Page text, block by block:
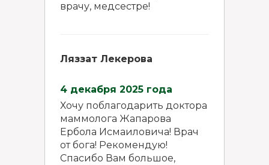
врачу, медсестре!
Ляззат Лекерова
4 декабря 2025 года
Хочу поблагодарить доктора
маммолога Жапарова
Ербола Исмаиловича! Врач
от бога! Рекомендую!
Спасибо Вам большое,